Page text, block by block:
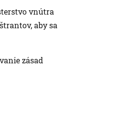
vnútra
aby sa
zásad